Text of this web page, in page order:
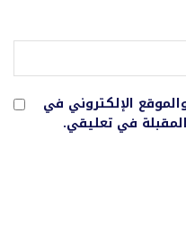
الإلكتروني في
في تعليقي.